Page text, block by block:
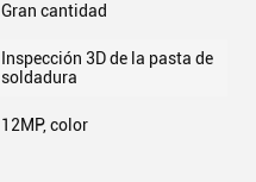
Gran cantidad
Inspección 3D de la pasta de
soldadura
12MP, color